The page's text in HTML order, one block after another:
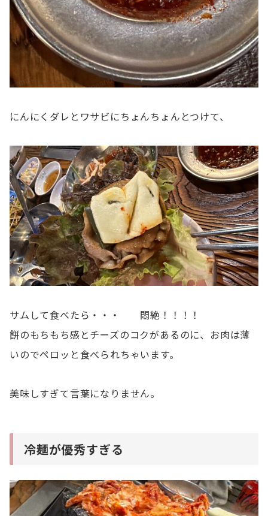
にんにくダレとワサビにちょんちょんとつけて、
サムして食べたら・・・ 悶絶！！！！
餅のもちもち感とチーズのコクがあるのに、お肉は薄
いのでペロッと食べられちゃいます。
美味しすぎて言葉になりません。
冷麺が優秀すぎる